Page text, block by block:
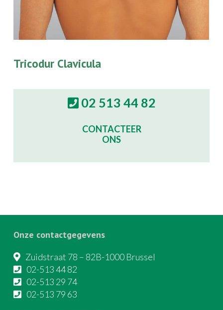
Tricodur Clavicula
02 513 44 82
CONTACTEER
ONS
Onze contactgegevens
Zuidstraat 78 – 82B-1000 Brussel
02-513 44 82
02-513 29 74
02-513 79 63